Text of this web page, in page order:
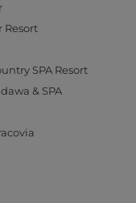
Resort
SPA Resort
& SPA